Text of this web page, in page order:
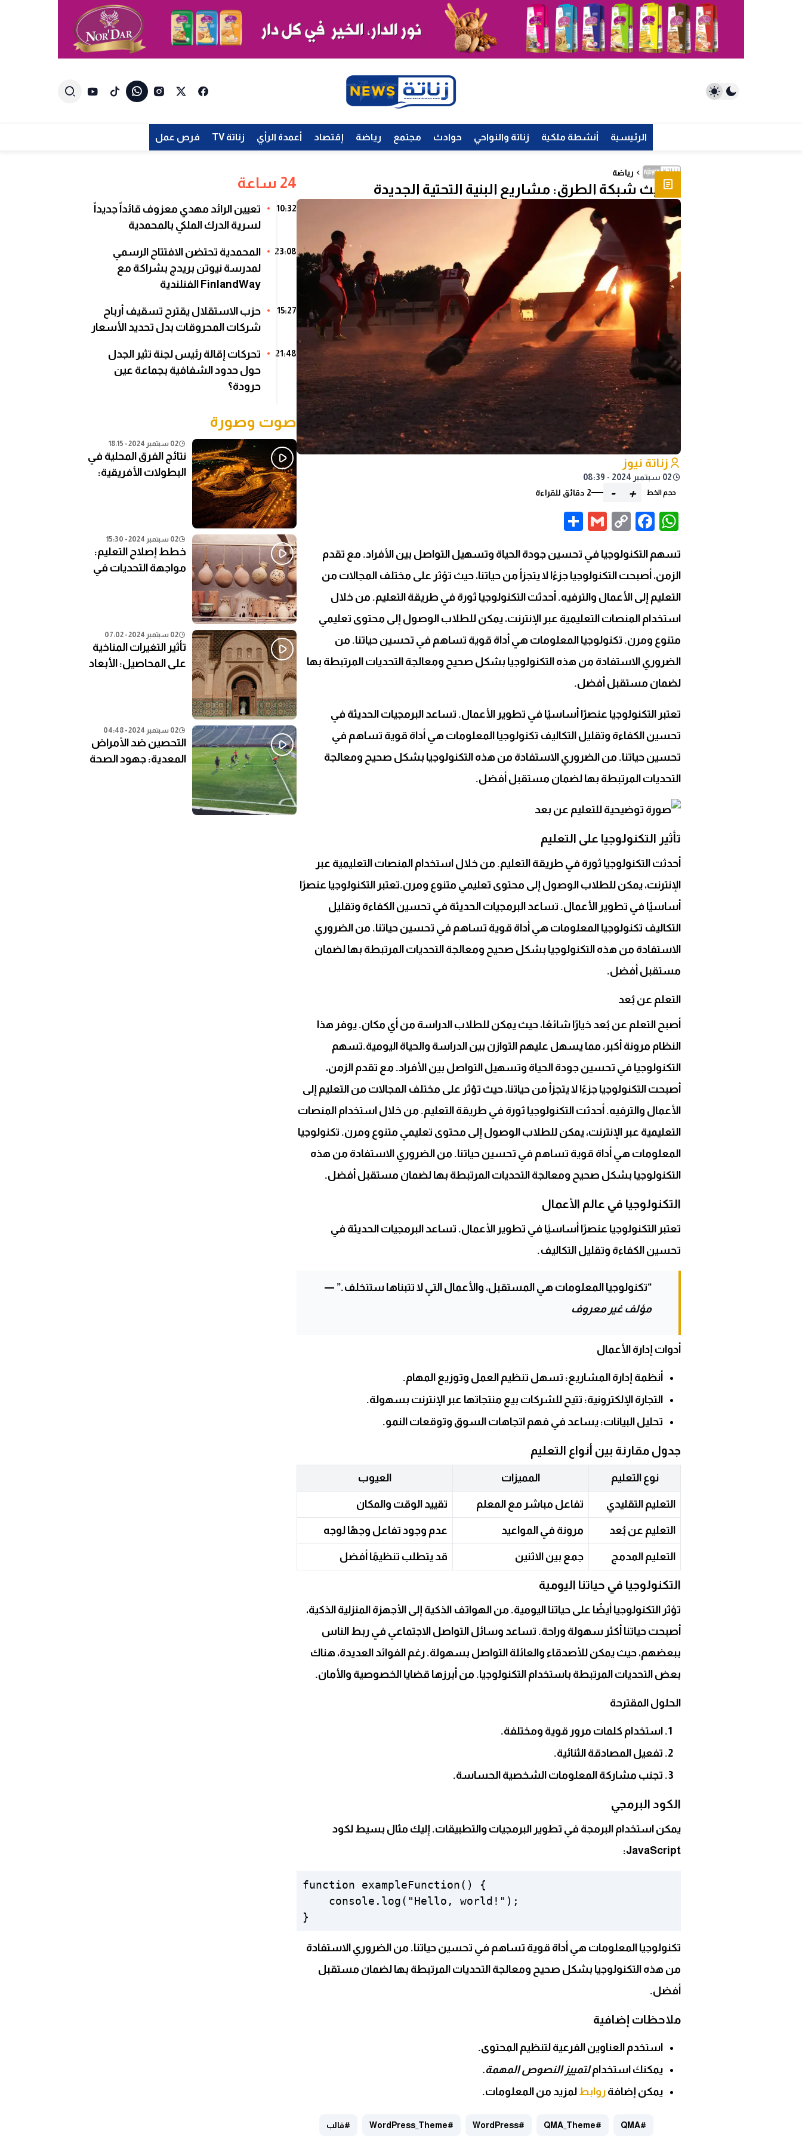
الرئيسية أنشطة ملكية زناتة والنواحي حوادث مجتمع رياضة إقتصاد أعمدة الرأي زناتة TV فرص عمل
رياضة
تحديث شبكة الطرق: مشاريع البنية التحتية الجديدة
زناتة نيوز
02 سبتمبر 2024 - 08:39
حجم الخط +
- 2 دقائق للقراءة
WhatsApp
Facebook
Copy
Gmail
تسهم التكنولوجيا في تحسين جودة الحياة وتسهيل التواصل بين الأفراد. مع تقدم
الزمن، أصبحت التكنولوجيا جزءًا لا يتجزأ من حياتنا، حيث تؤثر على مختلف المجالات من
التعليم إلى الأعمال والترفيه. أحدثت التكنولوجيا ثورة في طريقة التعليم. من خلال
استخدام المنصات التعليمية عبر الإنترنت، يمكن للطلاب الوصول إلى محتوى تعليمي
متنوع ومرن. تكنولوجيا المعلومات هي أداة قوية تساهم في تحسين حياتنا. من
الضروري الاستفادة من هذه التكنولوجيا بشكل صحيح ومعالجة التحديات المرتبطة بها
لضمان مستقبل أفضل.
تعتبر التكنولوجيا عنصرًا أساسيًا في تطوير الأعمال. تساعد البرمجيات الحديثة في
تحسين الكفاءة وتقليل التكاليف تكنولوجيا المعلومات هي أداة قوية تساهم في
تحسين حياتنا. من الضروري الاستفادة من هذه التكنولوجيا بشكل صحيح ومعالجة
التحديات المرتبطة بها لضمان مستقبل أفضل.
تأثير التكنولوجيا على التعليم
أحدثت التكنولوجيا ثورة في طريقة التعليم. من خلال استخدام المنصات التعليمية عبر
الإنترنت، يمكن للطلاب الوصول إلى محتوى تعليمي متنوع ومرن.تعتبر التكنولوجيا عنصرًا
أساسيًا في تطوير الأعمال. تساعد البرمجيات الحديثة في تحسين الكفاءة وتقليل
التكاليف تكنولوجيا المعلومات هي أداة قوية تساهم في تحسين حياتنا. من الضروري
الاستفادة من هذه التكنولوجيا بشكل صحيح ومعالجة التحديات المرتبطة بها لضمان
مستقبل أفضل.
التعلم عن بُعد
أصبح التعلم عن بُعد خيارًا شائعًا، حيث يمكن للطلاب الدراسة من أي مكان. يوفر هذا
النظام مرونة أكبر، مما يسهل عليهم التوازن بين الدراسة والحياة اليومية.تسهم
التكنولوجيا في تحسين جودة الحياة وتسهيل التواصل بين الأفراد. مع تقدم الزمن،
أصبحت التكنولوجيا جزءًا لا يتجزأ من حياتنا، حيث تؤثر على مختلف المجالات من التعليم إلى
الأعمال والترفيه. أحدثت التكنولوجيا ثورة في طريقة التعليم. من خلال استخدام المنصات
التعليمية عبر الإنترنت، يمكن للطلاب الوصول إلى محتوى تعليمي متنوع ومرن. تكنولوجيا
المعلومات هي أداة قوية تساهم في تحسين حياتنا. من الضروري الاستفادة من هذه
التكنولوجيا بشكل صحيح ومعالجة التحديات المرتبطة بها لضمان مستقبل أفضل.
التكنولوجيا في عالم الأعمال
تعتبر التكنولوجيا عنصرًا أساسيًا في تطوير الأعمال. تساعد البرمجيات الحديثة في
تحسين الكفاءة وتقليل التكاليف.
“تكنولوجيا المعلومات هي المستقبل، والأعمال التي لا تتبناها ستتخلف.” —
مؤلف غير معروف
أدوات إدارة الأعمال
أنظمة إدارة المشاريع: تسهل تنظيم العمل وتوزيع المهام.
التجارة الإلكترونية: تتيح للشركات بيع منتجاتها عبر الإنترنت بسهولة.
تحليل البيانات: يساعد في فهم اتجاهات السوق وتوقعات النمو.
جدول مقارنة بين أنواع التعليم
نوع التعليم المميزات العيوب
التعليم التقليدي تفاعل مباشر مع المعلم تقييد الوقت والمكان
التعليم عن بُعد مرونة في المواعيد عدم وجود تفاعل وجهًا لوجه
التعليم المدمج جمع بين الاثنين قد يتطلب تنظيمًا أفضل
التكنولوجيا في حياتنا اليومية
تؤثر التكنولوجيا أيضًا على حياتنا اليومية. من الهواتف الذكية إلى الأجهزة المنزلية الذكية،
أصبحت حياتنا أكثر سهولة وراحة. تساعد وسائل التواصل الاجتماعي في ربط الناس
ببعضهم، حيث يمكن للأصدقاء والعائلة التواصل بسهولة. رغم الفوائد العديدة، هناك
بعض التحديات المرتبطة باستخدام التكنولوجيا. من أبرزها قضايا الخصوصية والأمان.
الحلول المقترحة
استخدام كلمات مرور قوية ومختلفة.
تفعيل المصادقة الثنائية.
تجنب مشاركة المعلومات الشخصية الحساسة.
الكود البرمجي
يمكن استخدام البرمجة في تطوير البرمجيات والتطبيقات. إليك مثال بسيط لكود
JavaScript:
function exampleFunction() {
    console.log("Hello, world!");
تكنولوجيا المعلومات هي أداة قوية تساهم في تحسين حياتنا. من الضروري الاستفادة
من هذه التكنولوجيا بشكل صحيح ومعالجة التحديات المرتبطة بها لضمان مستقبل
أفضل.
ملاحظات إضافية
استخدم العناوين الفرعية لتنظيم المحتوى.
يمكنك استخداملتمييز النصوص المهمة.
يمكن إضافة روابط لمزيد من المعلومات.
#QMA
#QMA_Theme
#WordPress
#WordPress_Theme #قالب
24 ساعة
10:32
تعيين الرائد مهدي معزوف قائداً جديداً
لسرية الدرك الملكي بالمحمدية
23:08
المحمدية تحتضن الافتتاح الرسمي
لمدرسة نيوتن بريدج بشراكة مع
FinlandWay الفنلندية
15:27
حزب الاستقلال يقترح تسقيف أرباح
شركات المحروقات بدل تحديد الأسعار
21:48
تحركات إقالة رئيس لجنة تثير الجدل
حول حدود الشفافية بجماعة عين
حرودة؟
صوت وصورة
02 سبتمبر 2024 - 18:15
نتائج الفرق المحلية في
البطولات الأفريقية:
02 سبتمبر 2024 - 15:30
خطط إصلاح التعليم:
مواجهة التحديات في
02 سبتمبر 2024 - 07:02
تأثير التغيرات المناخية
على المحاصيل: الأبعاد
02 سبتمبر 2024 - 04:48
التحصين ضد الأمراض
المعدية: جهود الصحة